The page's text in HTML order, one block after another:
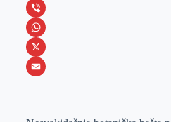
c
e
b
o
e
s
s
e
L
i
n
k
V
i
b
W
h
X